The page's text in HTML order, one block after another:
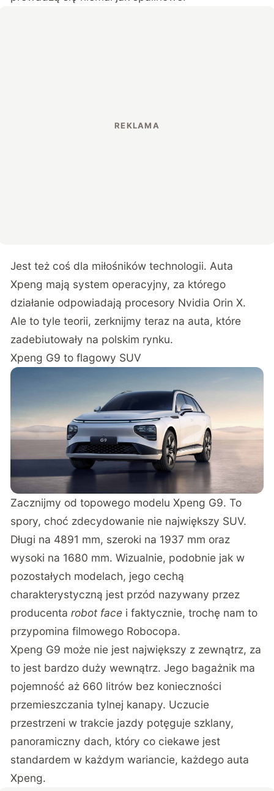
Jest też coś dla miłośników technologii. Auta
Xpeng mają system operacyjny, za którego
działanie odpowiadają procesory Nvidia Orin X.
Ale to tyle teorii, zerknijmy teraz na auta, które
zadebiutowały na polskim rynku.
Xpeng G9 to flagowy SUV
Zacznijmy od topowego modelu Xpeng G9. To
spory, choć zdecydowanie nie największy SUV.
Długi na 4891 mm, szeroki na 1937 mm oraz
wysoki na 1680 mm. Wizualnie, podobnie jak w
pozostałych modelach, jego cechą
charakterystyczną jest przód nazywany przez
producentarobot face i faktycznie, trochę nam to
przypomina filmowego Robocopa.
Xpeng G9 może nie jest największy z zewnątrz, za
to jest bardzo duży wewnątrz. Jego bagażnik ma
pojemność aż 660 litrów bez konieczności
przemieszczania tylnej kanapy. Uczucie
przestrzeni w trakcie jazdy potęguje szklany,
panoramiczny dach, który co ciekawe jest
standardem w każdym wariancie, każdego auta
Xpeng.